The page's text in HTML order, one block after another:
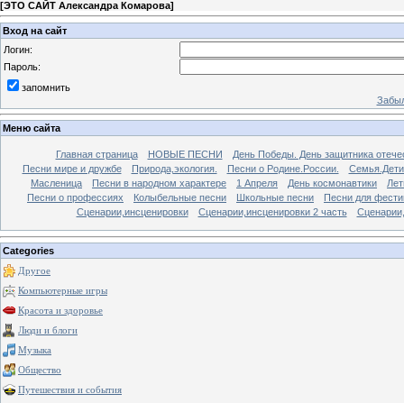
[ЭТО САЙТ Александра Комарова]
Вход на сайт
Логин:
Пароль:
запомнить
Меню сайта
Главная страница НОВЫЕ ПЕСНИ
День Победы. День защитника
Песни мире и дружбе
Природа,экология. Песни о Родине.России.
Масленица
Песни в народном характере 1 Апреля День космонавтики
Песни о профессиях
Колыбельные песни Школьные песни
Песни для
Сценарии,инсценировки
Сценарии,инсценировки 2 часть
Categories
Другое
Компьютерные игры
Красота и здоровье
Люди и блоги
Музыка
Общество
Путешествия и события